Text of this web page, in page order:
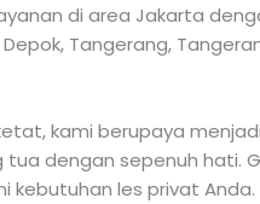
di area Jakarta
Tangerang,
kami berupaya
dengan sepenuh hati.
kebutuhan les privat